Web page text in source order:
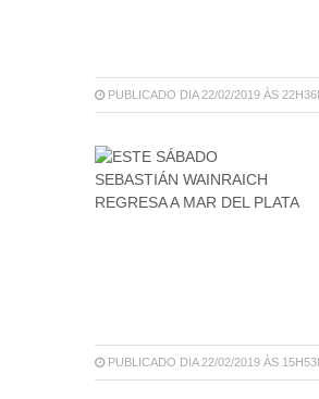
PUBLICADO DIA 22/02/2019 ÀS
PUBLICADO DIA 22/02/2019 ÀS